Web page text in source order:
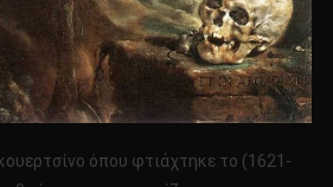
όπου φτιάχτηκε το (1621-